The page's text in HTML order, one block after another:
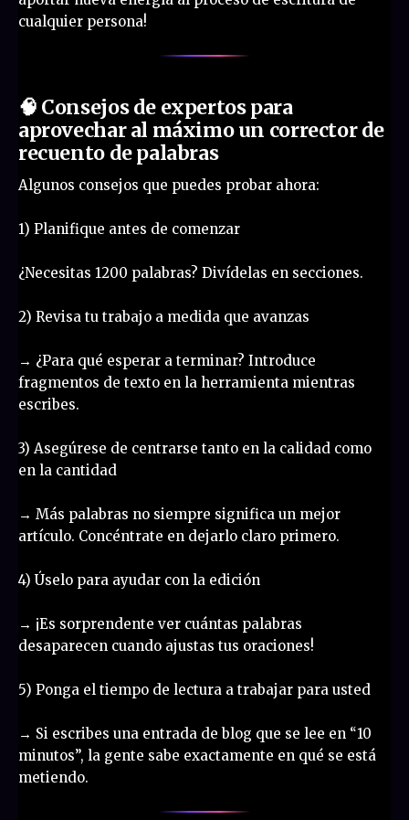
cualquier persona!
🧠 Consejos de expertos para
aprovechar al máximo un corrector de
recuento de palabras
Algunos consejos que puedes probar ahora:
1) Planifique antes de comenzar
¿Necesitas 1200 palabras? Divídelas en secciones.
2) Revisa tu trabajo a medida que avanzas
→ ¿Para qué esperar a terminar? Introduce
fragmentos de texto en la herramienta mientras
escribes.
3) Asegúrese de centrarse tanto en la calidad como
en la cantidad
→ Más palabras no siempre significa un mejor
artículo. Concéntrate en dejarlo claro primero.
4) Úselo para ayudar con la edición
→ ¡Es sorprendente ver cuántas palabras
desaparecen cuando ajustas tus oraciones!
5) Ponga el tiempo de lectura a trabajar para usted
→ Si escribes una entrada de blog que se lee en “10
minutos”, la gente sabe exactamente en qué se está
metiendo.